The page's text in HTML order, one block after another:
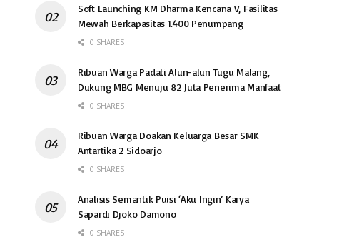
Soft Launching KM Dharma Kencana V, Fasilitas
Mewah Berkapasitas 1.400 Penumpang
0 SHARES
Ribuan Warga Padati Alun-alun Tugu Malang,
Dukung MBG Menuju 82 Juta Penerima Manfaat
0 SHARES
Ribuan Warga Doakan Keluarga Besar SMK
Antartika 2 Sidoarjo
0 SHARES
Analisis Semantik Puisi ‘Aku Ingin’ Karya
Sapardi Djoko Damono
0 SHARES